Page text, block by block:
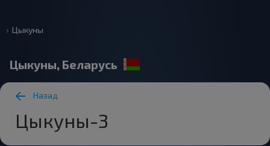
Цыкуны
Цыкуны, Беларусь
Назад
Цыкуны-3